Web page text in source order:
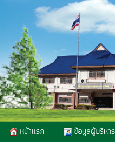
หน้าแรก ข้อมูลผู้บริหาร